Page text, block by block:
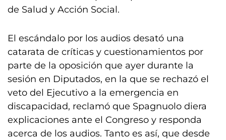
de Salud y Acción Social.
El escándalo por los audios desató una
catarata de críticas y cuestionamientos por
parte de la oposición que ayer durante la
sesión en Diputados, en la que se rechazó el
veto del Ejecutivo a la emergencia en
discapacidad, reclamó que Spagnuolo diera
explicaciones ante el Congreso y responda
acerca de los audios. Tanto es así, que desde